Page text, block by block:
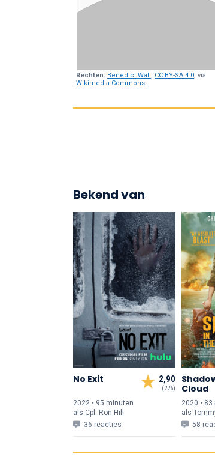
Rechten: Benedict Wall, CC BY-SA 4.0, via
Wikimedia Commons.
Bekend van
2,90
(226)
No Exit
2022 • 95 minuten
als Cpl. Ron Hill
36 reacties
Cloud
2020 • 83
als
58